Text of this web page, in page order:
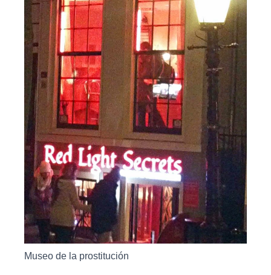
Museo de la prostitución